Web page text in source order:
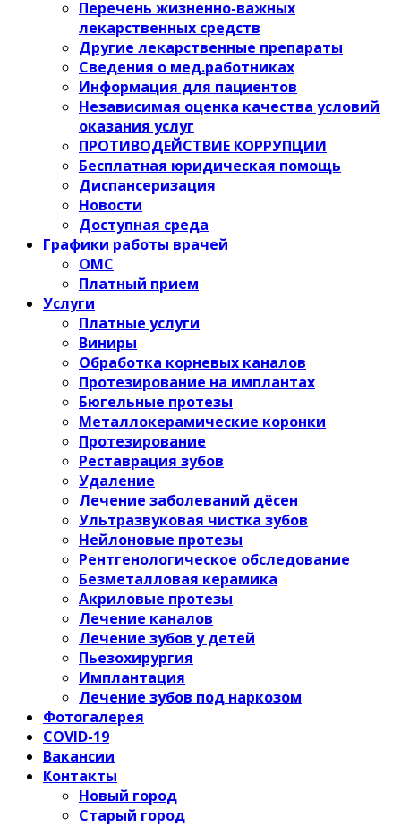
Перечень жизненно-важных
лекарственных средств
Другие лекарственные препараты
Сведения о мед.работниках
Информация для пациентов
Независимая оценка качества условий
оказания услуг
ПРОТИВОДЕЙСТВИЕ КОРРУПЦИИ
Бесплатная юридическая помощь
Диспансеризация
Новости
Доступная среда
Графики работы врачей
ОМС
Платный прием
Услуги
Платные услуги
Виниры
Обработка корневых каналов
Протезирование на имплантах
Бюгельные протезы
Металлокерамические коронки
Протезирование
Реставрация зубов
Удаление
Лечение заболеваний дёсен
Ультразвуковая чистка зубов
Нейлоновые протезы
Рентгенологическое обследование
Безметалловая керамика
Акриловые протезы
Лечение каналов
Лечение зубов у детей
Пьезохирургия
Имплантация
Лечение зубов под наркозом
Фотогалерея
COVID-19
Вакансии
Контакты
Новый город
Старый город